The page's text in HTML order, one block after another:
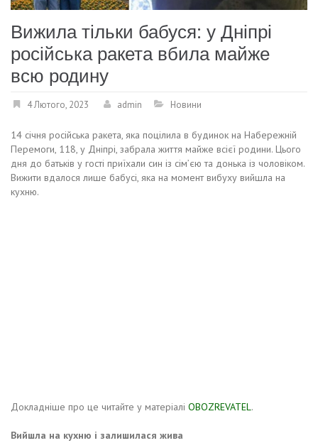
Вижила тільки бабуся: у Дніпрі
російська ракета вбила майже
всю родину
4 Лютого, 2023 admin Новини
14 січня російська ракета, яка поцілила в будинок на Набережній
Перемоги, 118, у Дніпрі, забрала життя майже всієї родини. Цього
дня до батьків у гості приїхали син із сім’єю та донька із чоловіком.
Вижити вдалося лише бабусі, яка на момент вибуху вийшла на
кухню.
Докладніше про це читайте у матеріалі OBOZREVATEL.
Вийшла на кухню і залишилася жива